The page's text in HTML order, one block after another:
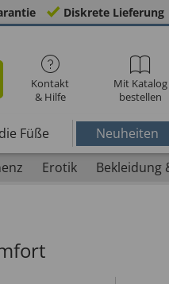
Diskrete Lieferung
Kontakt
& Hilfe
Mit Katalog
bestellen
Füße Neuheiten
Erotik Bekleidung